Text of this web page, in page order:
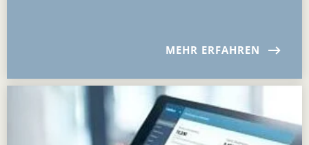
MEHR ERFAHREN